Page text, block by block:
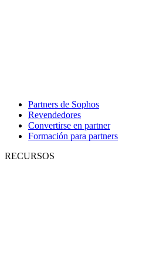
Partners de Sophos
Revendedores
Convertirse en partner
Formación para partners
RECURSOS